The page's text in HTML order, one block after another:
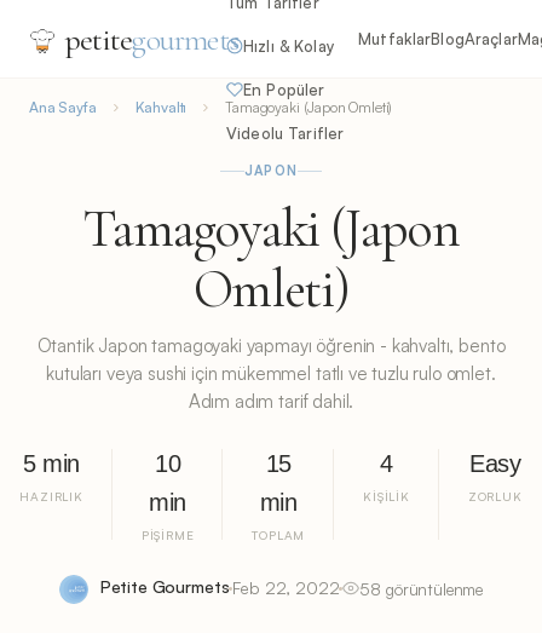
petitegourmets Hızlı & Kolay
En Popüler
Videolu Tarifler
MutfaklarBlogAraçlar
Ana Sayfa Kahvaltı Tamagoyaki (Japon Omleti)
JAPON
Tamagoyaki (Japon
Omleti)
Otantik Japon tamagoyaki yapmayı öğrenin - kahvaltı, bento
kutuları veya sushi için mükemmel tatlı ve tuzlu rulo omlet.
Adım adım tarif dahil.
5 min
HAZIRLIK
10
min
PIŞIRME
15
min
TOPLAM
4
KIŞILIK
Easy
ZORLUK
Petite Gourmets Feb 22, 2022 58 görüntülenme